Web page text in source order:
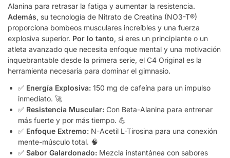
Alanina para retrasar la fatiga y aumentar la resistencia.
Además, su tecnología de Nitrato de Creatina (NO3-T®)
proporciona bombeos musculares increíbles y una fuerza
explosiva superior. Por lo tanto, si eres un principiante o un
atleta avanzado que necesita enfoque mental y una motivación
inquebrantable desde la primera serie, el C4 Original es la
herramienta necesaria para dominar el gimnasio.
✅ Energía Explosiva: 150 mg de cafeína para un impulso
inmediato. 🚀
✅ Resistencia Muscular: Con Beta-Alanina para entrenar
más fuerte y por más tiempo. 💪
✅ Enfoque Extremo: N-Acetil L-Tirosina para una conexión
mente-músculo total. 🧠
✅ Sabor Galardonado: Mezcla instantánea con sabores